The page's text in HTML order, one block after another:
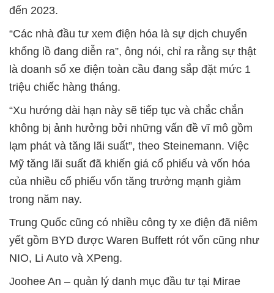
đến 2023.
“Các nhà đầu tư xem điện hóa là sự dịch chuyển
khổng lồ đang diễn ra”, ông nói, chỉ ra rằng sự thật
là doanh số xe điện toàn cầu đang sắp đặt mức 1
triệu chiếc hàng tháng.
“Xu hướng dài hạn này sẽ tiếp tục và chắc chắn
không bị ảnh hưởng bởi những vấn đề vĩ mô gồm
lạm phát và tăng lãi suất”, theo Steinemann. Việc
Mỹ tăng lãi suất đã khiến giá cổ phiếu và vốn hóa
của nhiều cổ phiếu vốn tăng trưởng mạnh giảm
trong năm nay.
Trung Quốc cũng có nhiều công ty xe điện đã niêm
yết gồm BYD được Waren Buffett rót vốn cũng như
NIO, Li Auto và XPeng.
Joohee An – quản lý danh mục đầu tư tại Mirae